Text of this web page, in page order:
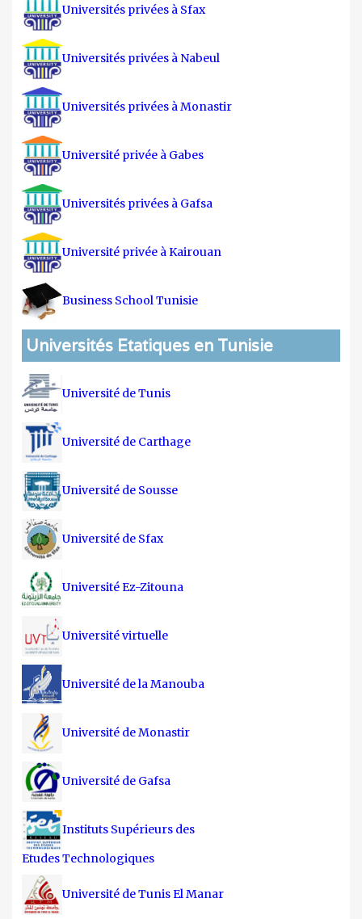
Universités privées à Sfax
Universités privées à Nabeul
Universités privées à Monastir
Université privée à Gabes
Universités privées à Gafsa
Université privée à Kairouan
Business School Tunisie
Universités Etatiques en Tunisie
Université de Tunis
Université de Carthage
Université de Sousse
Université de Sfax
Université Ez-Zitouna
Université virtuelle
Université de la Manouba
Université de Monastir
Université de Gafsa
Instituts Supérieurs des
Etudes Technologiques
Université de Tunis El Manar